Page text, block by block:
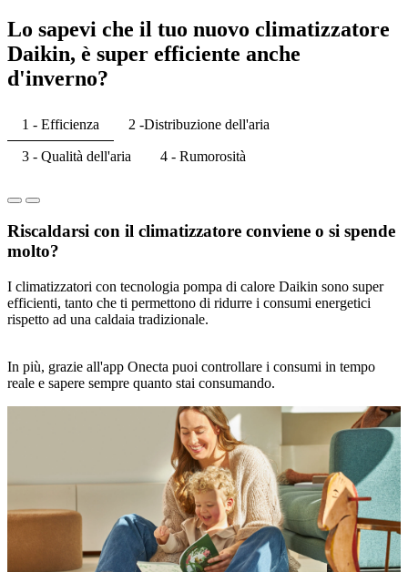
Lo sapevi che il tuo nuovo climatizzatore
Daikin, è super efficiente anche
d'inverno?
1 - Efficienza 2 -Distribuzione dell'aria
3 - Qualità dell'aria 4 - Rumorosità
Riscaldarsi con il climatizzatore conviene o si spende
molto?
I climatizzatori con tecnologia pompa di calore Daikin sono super
efficienti, tanto che ti permettono di ridurre i consumi energetici
rispetto ad una caldaia tradizionale.
In più, grazie all'app Onecta puoi controllare i consumi in tempo
reale e sapere sempre quanto stai consumando.